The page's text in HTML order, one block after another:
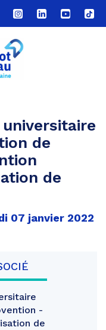
Lien
vers
le
compte
Lien
vers
Lien
vers
Lien
vers
universitaire
de
de
07 janvier 2022
-
de